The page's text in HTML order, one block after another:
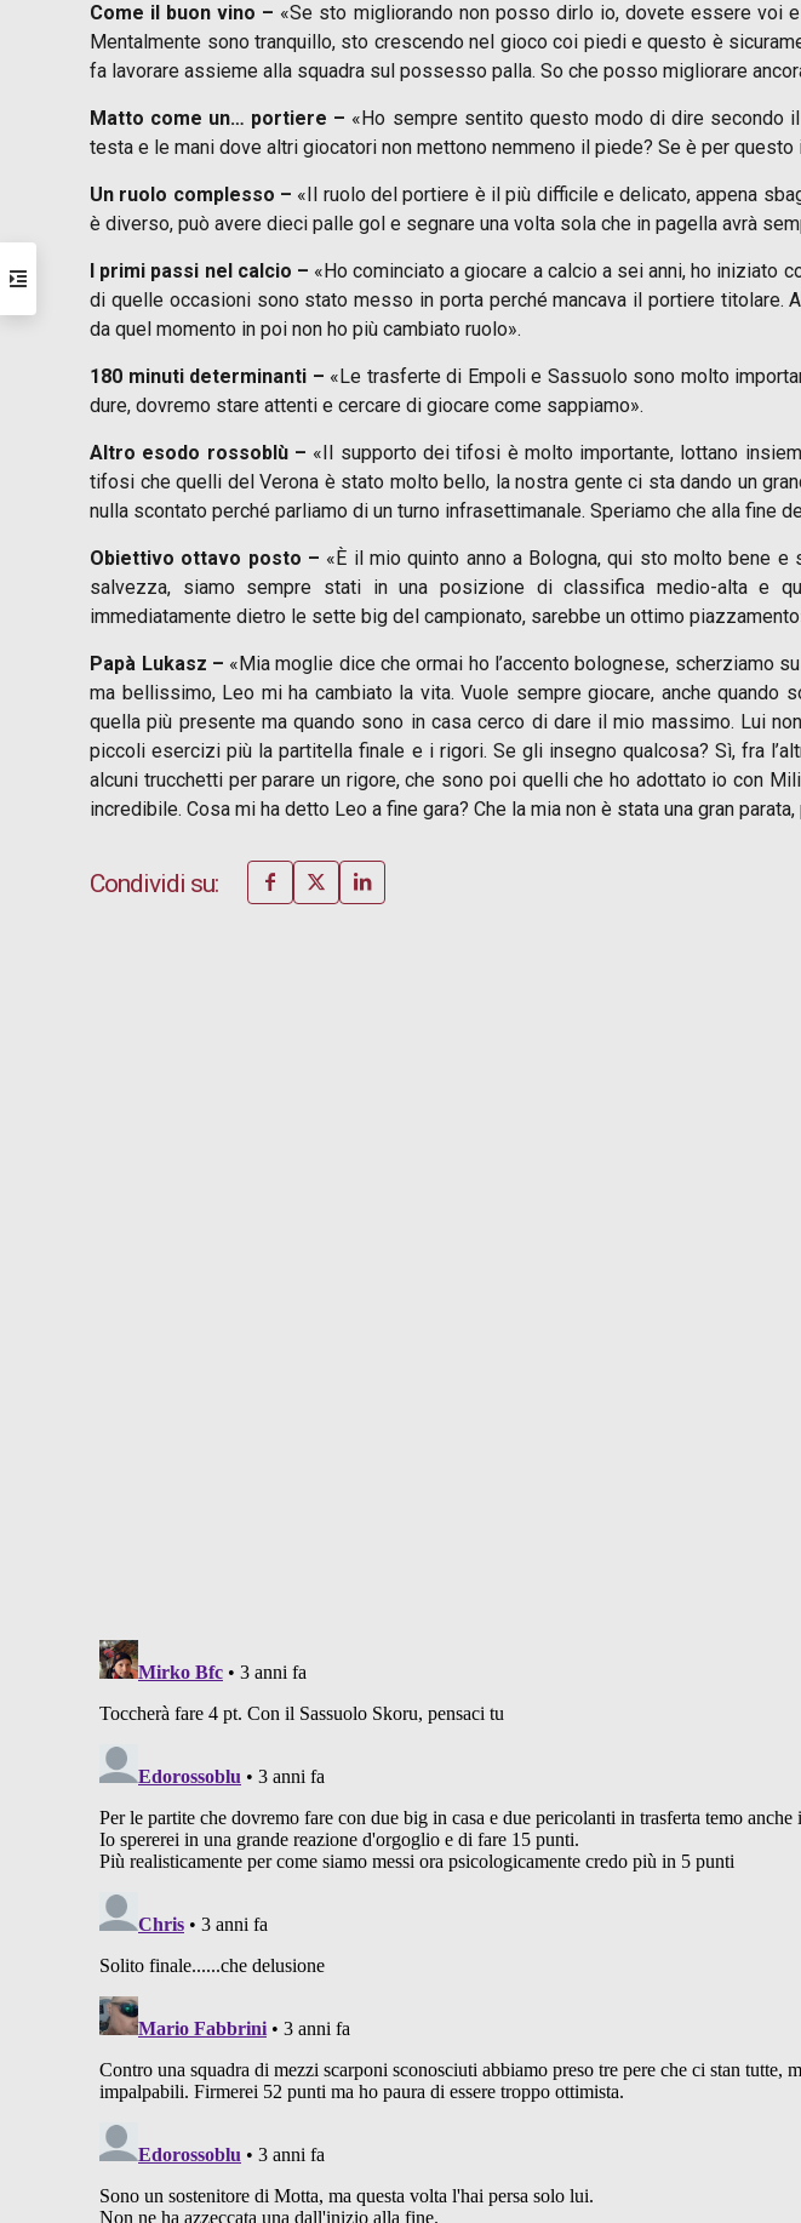
Come il buon vino – «Se sto migliorando non posso dirlo io, dovete essere voi
Mentalmente sono tranquillo, sto crescendo nel gioco coi piedi e questo è
fa lavorare assieme alla squadra sul possesso palla. So che posso migliorare
Matto come un… portiere – «Ho sempre sentito questo modo di dire secondo il
testa e le mani dove altri giocatori non mettono nemmeno il piede? Se è per
Un ruolo complesso – «Il ruolo del portiere è il più difficile e delicato, appena
è diverso, può avere dieci palle gol e segnare una volta sola che in pagella avrà
I primi passi nel calcio – «Ho cominciato a giocare a calcio a sei anni, ho iniziato
di quelle occasioni sono stato messo in porta perché mancava il portiere
da quel momento in poi non ho più cambiato ruolo».
180 minuti determinanti – «Le trasferte di Empoli e Sassuolo sono molto
dure, dovremo stare attenti e cercare di giocare come sappiamo».
Altro esodo rossoblù – «Il supporto dei tifosi è molto importante, lottano
tifosi che quelli del Verona è stato molto bello, la nostra gente ci sta dando un
nulla scontato perché parliamo di un turno infrasettimanale. Speriamo che alla fine
Obiettivo ottavo posto – «È il mio quinto anno a Bologna, qui sto molto bene
salvezza, siamo sempre stati in una posizione di classifica medio-alta e
immediatamente dietro le sette big del campionato, sarebbe un ottimo
Papà Lukasz – «Mia moglie dice che ormai ho l’accento bolognese, scherziamo
ma bellissimo, Leo mi ha cambiato la vita. Vuole sempre giocare, anche
quella più presente ma quando sono in casa cerco di dare il mio massimo. Lui
piccoli esercizi più la partitella finale e i rigori. Se gli insegno qualcosa? Sì, fra
alcuni trucchetti per parare un rigore, che sono poi quelli che ho adottato io con
incredibile. Cosa mi ha detto Leo a fine gara? Che la mia non è stata una gran
Condividi su: